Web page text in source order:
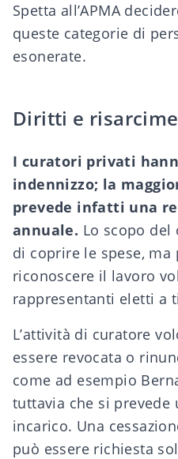
Spetta all’APMA
queste categorie di
esonerate.
Diritti e
I curatori privati
indennizzo; la
prevede infatti una
annuale. Lo scopo
di coprire le spese, ma
riconoscere il lavoro
rappresentanti eletti a
L’attività di curatore
essere revocata o
come ad esempio
tuttavia che si
incarico. Una
può essere richiesta